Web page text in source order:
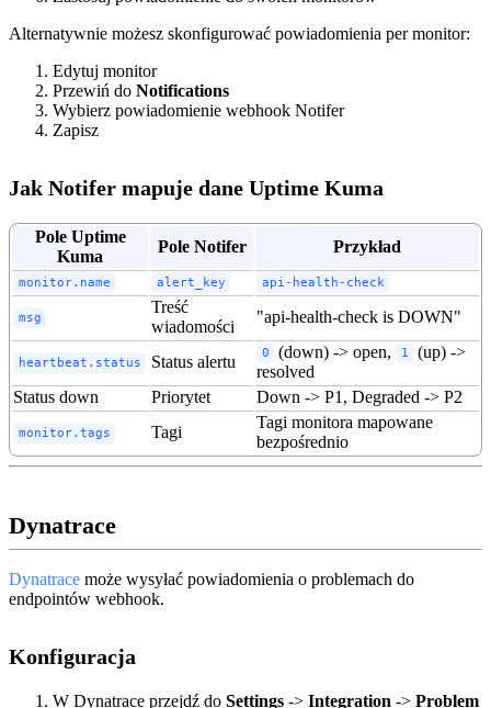
Alternatywnie możesz skonfigurować powiadomienia per monitor:
Edytuj monitor
Przewiń do Notifications
Wybierz powiadomienie webhook Notifer
Zapisz
Jak Notifer mapuje dane Uptime Kuma
Pole Uptime
Kuma
Pole Notifer Przykład
monitor.name alert_key api-health-check
msg
Treść
wiadomości
"api-health-check is DOWN"
heartbeat.status Status alertu 0 (down) -> open, 1
(up) ->
resolved
Status down
Priorytet Down -> P1, Degraded -> P2
monitor.tags Tagi
Tagi monitora mapowane
bezpośrednio
Dynatrace
Dynatrace może wysyłać powiadomienia o problemach do
endpointów webhook.
Konfiguracja
W Dynatrace przejdź do Settings -> Integration -> Problem